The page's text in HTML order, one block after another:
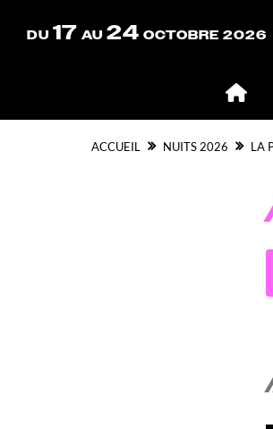
DU 17 AU 24 OCTOBRE 2026
ACCUEIL NUITS 2026 LA